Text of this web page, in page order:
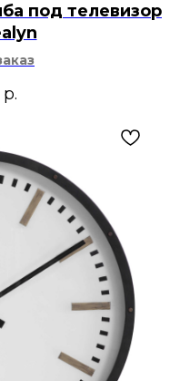
под телевизор
р.